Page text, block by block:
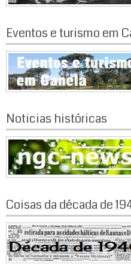
Eventos e turismo em
Noticias históricas
Coisas da década de